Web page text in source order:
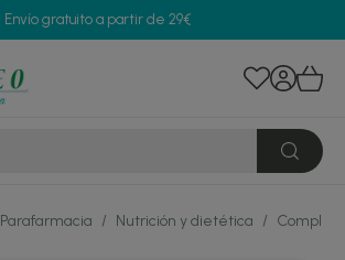
Envío gratuito a partir de 29€
Parafarmacia / Nutrición y dietética /